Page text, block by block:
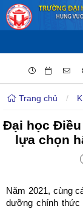
Trang chủ /
Đại học
lựa chọn
Năm 2021, cùng
dưỡng chính thức